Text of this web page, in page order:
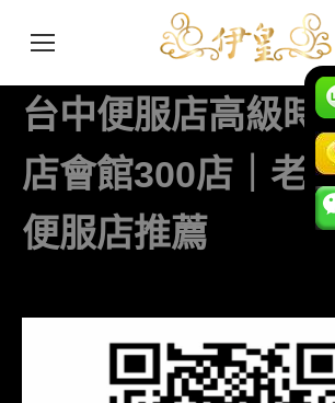
台中便服店高級時
店會館300店｜老
便服店推薦